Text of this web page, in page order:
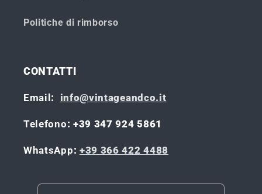
Politiche di rimborso
CONTATTI
Email: info@vintageandco.it
Telefono: +39 347 924 5861
WhatsApp: +39 366 422 4488